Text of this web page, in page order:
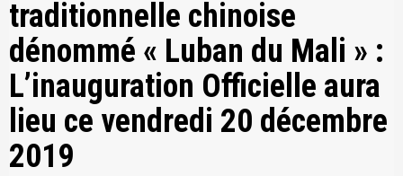
traditionnelle chinoise
dénommé « Luban du Mali » :
L’inauguration Officielle aura
lieu ce vendredi 20 décembre
2019